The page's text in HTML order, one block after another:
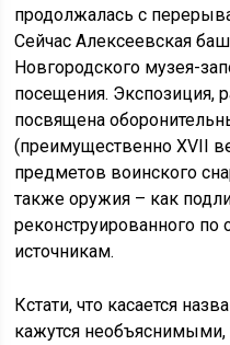
продолжалась с
Сейчас Алексеевская
Новгородского музея-
посещения. Экспозиция,
посвящена
(преимущественно XVII
предметов воинского
также оружия – как
реконструированного по
источникам.
Кстати, что касается
кажутся